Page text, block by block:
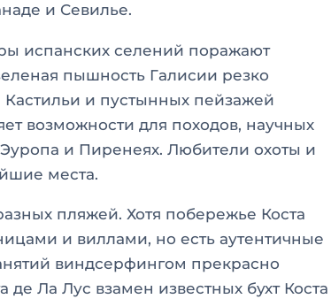
и Севилье.
испанских селений поражают
пышность Галисии резко
и пустынных пейзажей
возможности для походов, научных
и Пиренеях. Любители охоты и
места.
пляжей. Хотя побережье Коста
и виллами, но есть аутентичные
виндсерфингом прекрасно
Ла Лус взамен известных бухт Коста